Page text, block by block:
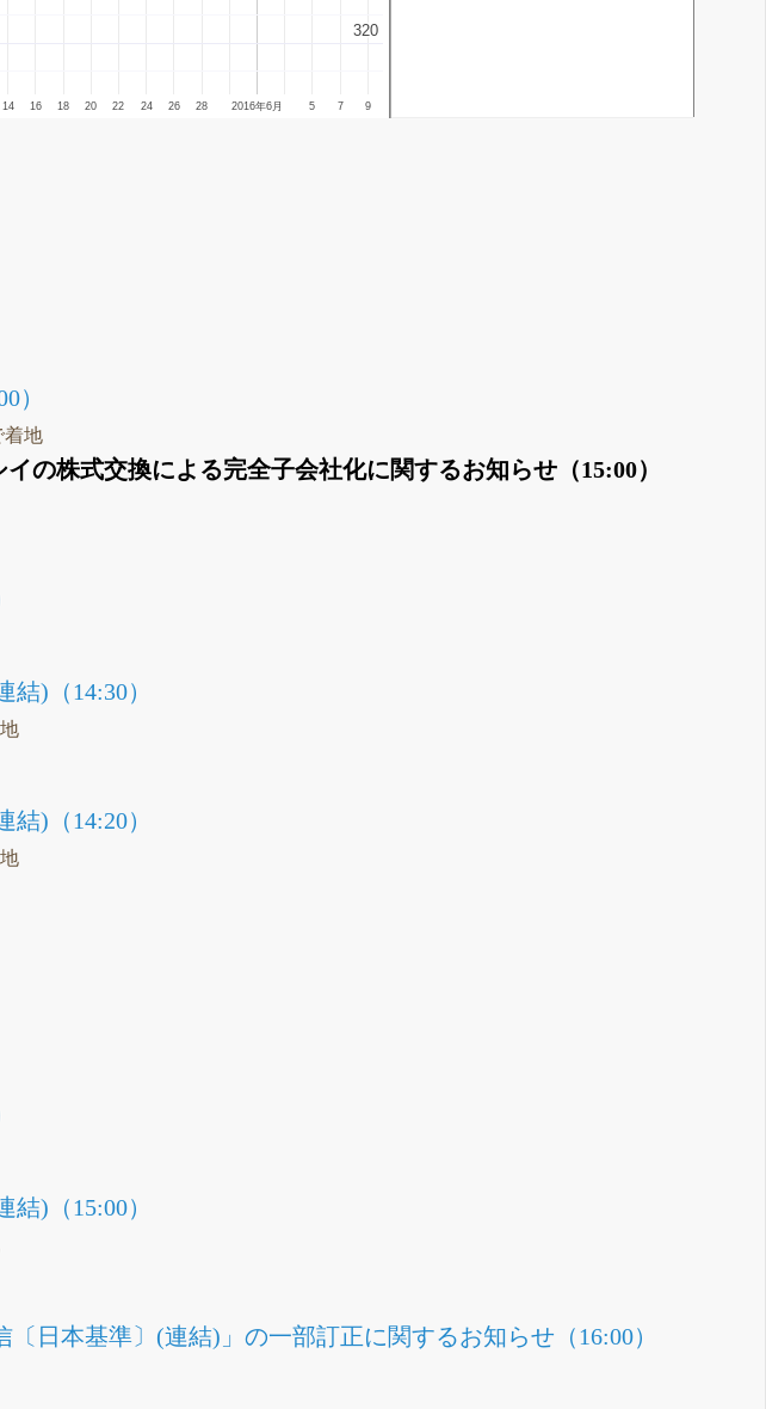
2016年6月
14 16 18 20 22 24 26 28 5 7 9
320
320
）
着地
の株式交換による完全子会社化に関するお知らせ（15:00）
)（14:30）
)（14:20）
)（15:00）
日本基準〕(連結)」の一部訂正に関するお知らせ（16:00）